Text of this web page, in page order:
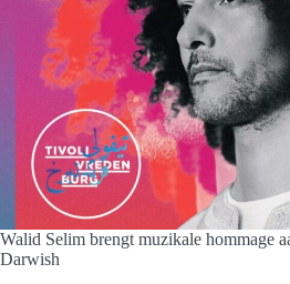
Walid Selim brengt muzikale hommage
Darwish